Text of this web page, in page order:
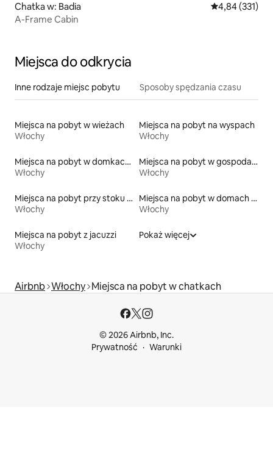
Chatka w: Badia Średnia
4,84 (331)
A-Frame Cabin
Miejsca do odkrycia
Inne rodzaje miejsc pobytu Sposoby spędzania czasu
Miejsca na pobyt w wieżach
Włochy
Miejsca na pobyt na wyspach
Włochy
Miejsca na pobyt w domkach ekologicznych na łonie przyrody
Włochy
Miejsca na pobyt w gospodarstwach agroturystycznych
Włochy
Miejsca na pobyt przy stoku narciarskim
Włochy
Miejsca na pobyt w domach przy plaży
Włochy
Miejsca na pobyt z jacuzzi
Włochy
Pokaż więcej
Airbnb Włochy Miejsca na pobyt w chatkach
© 2026 Airbnb, Inc.
Prywatność
Warunki